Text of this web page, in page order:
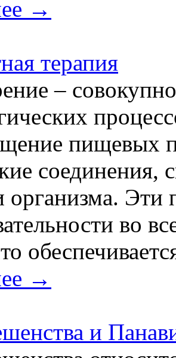
→
терапия
–
пищевых
соединения,
организма. Эти
во
→
и